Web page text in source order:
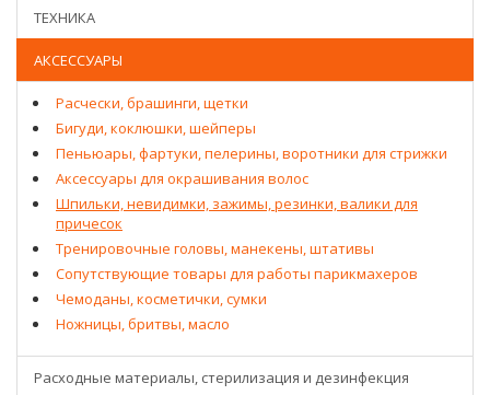
ТЕХНИКА
АКСЕССУАРЫ
Расчески, брашинги, щетки
Бигуди, коклюшки, шейперы
Пеньюары, фартуки, пелерины, воротники для стрижки
Аксессуары для окрашивания волос
Шпильки, невидимки, зажимы, резинки, валики для
причесок
Тренировочные головы, манекены, штативы
Сопутствующие товары для работы парикмахеров
Чемоданы, косметички, сумки
Ножницы, бритвы, масло
Расходные материалы, стерилизация и дезинфекция